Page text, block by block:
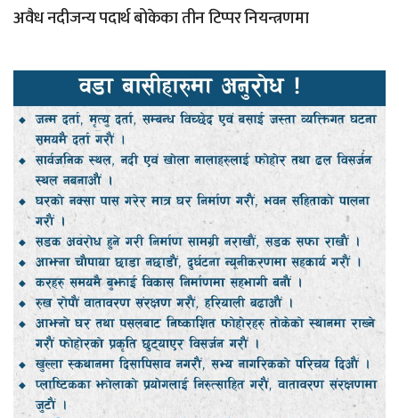
अवैध नदीजन्य पदार्थ बोकेका तीन टिप्पर नियन्त्रणमा